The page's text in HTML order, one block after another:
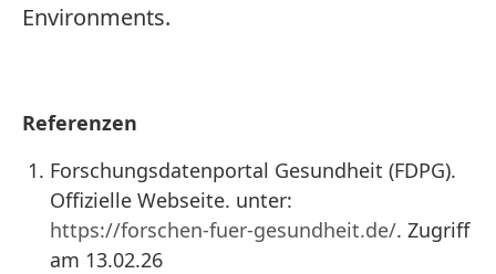
Environments.
Referenzen
Forschungsdatenportal Gesundheit (FDPG).
Offizielle Webseite. unter:
https://forschen-fuer-gesundheit.de/. Zugriff
am 13.02.26